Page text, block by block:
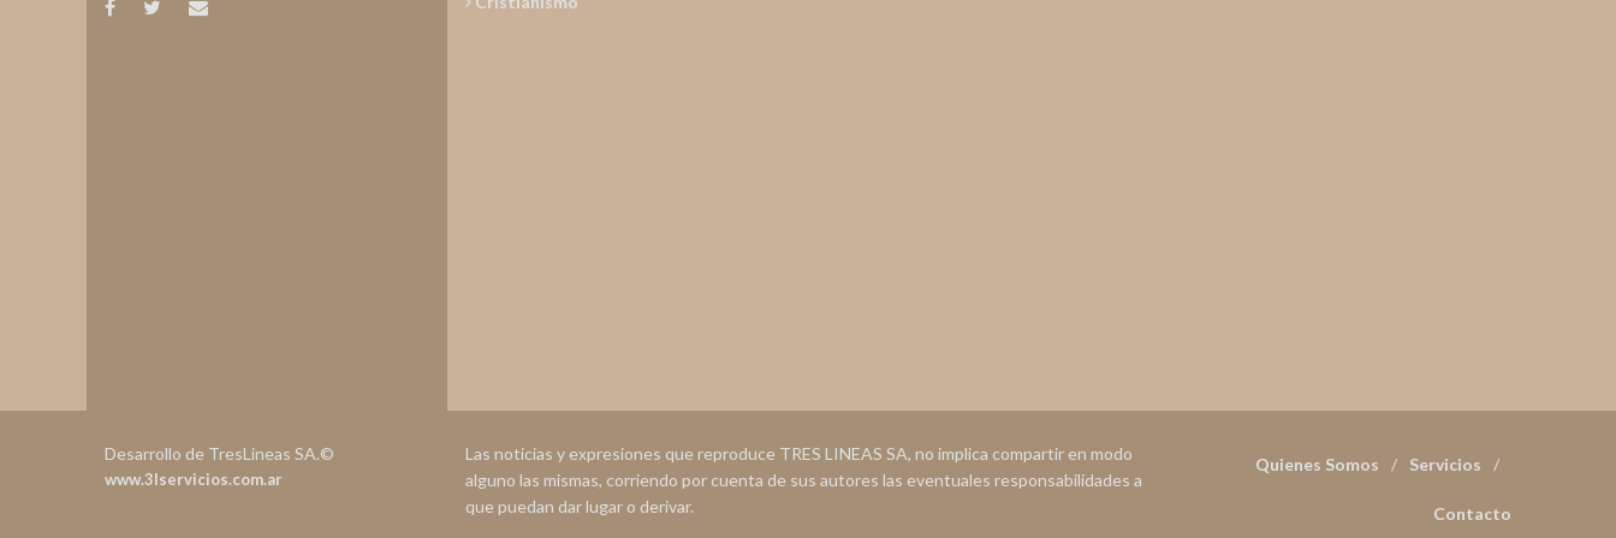
Quienes Somos Servicios
Contacto
Las noticias y expresiones que reproduce TRES LINEAS SA, no implica compartir en modo
alguno las mismas, corriendo por cuenta de sus autores las eventuales responsabilidades a
que puedan dar lugar o derivar.
Desarrollo de TresLineas SA.©
www.3lservicios.com.ar